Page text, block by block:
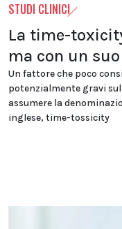
STUDI CLINICI
La time-
ma con un
Un fattore che poco
potenzialmente gravi
assumere la
inglese, time-tossicity